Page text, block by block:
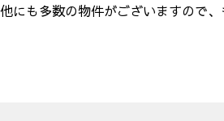
他にも多数の物件がございますので、